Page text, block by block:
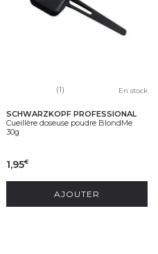
(1) En stock
SCHWARZKOPF PROFESSIONAL
Cueillère doseuse poudre BlondMe
30g
1,95€
AJOUTER